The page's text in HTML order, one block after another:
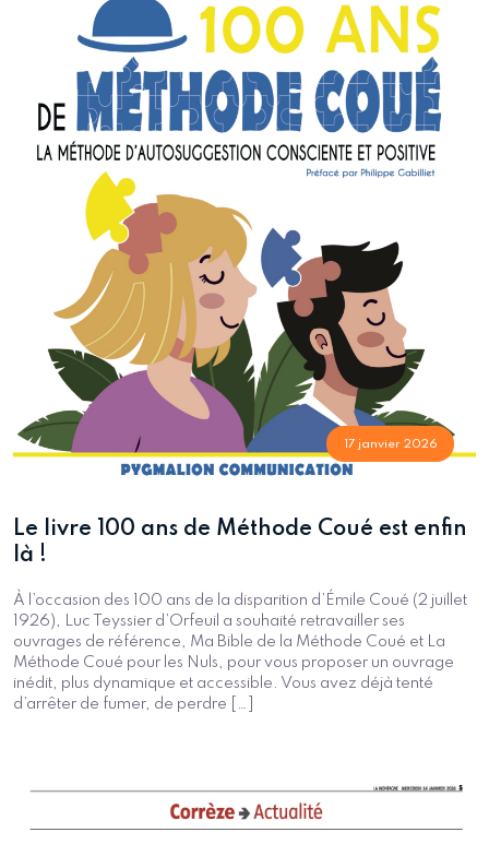
17 janvier 2026
Le livre 100 ans de Méthode Coué est enfin
là !
À l’occasion des 100 ans de la disparition d’Émile Coué (2 juillet
1926), Luc Teyssier d’Orfeuil a souhaité retravailler ses
ouvrages de référence, Ma Bible de la Méthode Coué et La
Méthode Coué pour les Nuls, pour vous proposer un ouvrage
inédit, plus dynamique et accessible. Vous avez déjà tenté
d’arrêter de fumer, de perdre […]